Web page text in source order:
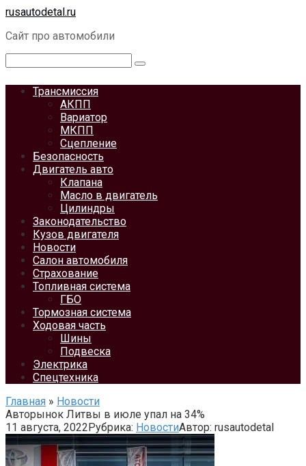
Перейти
контенту
rusautodetal.ru
Сайт про автомобили
Трансмиссия
АКПП
Вариатор
МКПП
Сцепление
Безопасность
Двигатель авто
Клапана
Масло в двигатель
Цилиндры
Законодательство
Кузов двигателя
Новости
Салон автомобиля
Страхование
Топливная система
ГБО
Тормозная система
Ходовая часть
Шины
Подвеска
Электрика
Спецтехника
Главная » Новости
Авторынок Литвы в июле упал на 34%
11 августа, 2022Рубрика: НовостиАвтор: rusautodetal